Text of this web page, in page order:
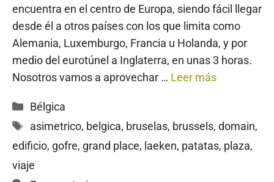
encuentra en el centro de Europa, siendo fácil llegar
desde él a otros países con los que limita como
Alemania, Luxemburgo, Francia u Holanda, y por
medio del eurotúnel a Inglaterra, en unas 3 horas.
Nosotros vamos a aprovechar … Leer más
Categorías
Bélgica
Etiquetas
asimetrico, belgica, bruselas, brussels, domain,
edificio, gofre, grand place, laeken, patatas, plaza,
viaje